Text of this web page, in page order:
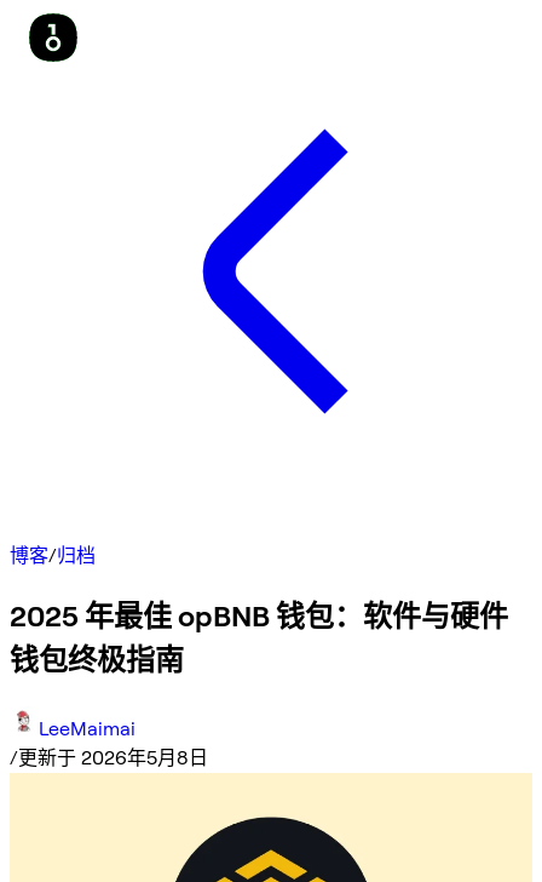
博客/归档
2025 年最佳 opBNB 钱包：软件与硬件
钱包终极指南
LeeMaimai
/更新于 2026年5月8日